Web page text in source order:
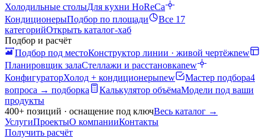
Холодильные столыДля кухни HoReCa
КондиционерыПодбор по площади
Все 17
категорийОткрыть каталог-хаб
Подбор и расчёт
Подбор под местоКонструктор линии · живой чертёжnew
Планировщик залаСтеллажи и расстановкаnew
КонфигураторХолод + кондиционерыnew Мастер подбора4
вопроса → подборка
Калькулятор объёмаМодели под ваши
продукты
400+ позиций · оснащение под ключВесь каталог →
УслугиПроектыО компанииКонтакты
Получить расчёт